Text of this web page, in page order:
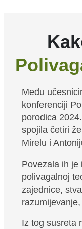
Među
konferenciji
porodica
spojila četiri
Mirelu i
Povezala ih je
polivagalnoj
zajednice,
Iz tog susreta